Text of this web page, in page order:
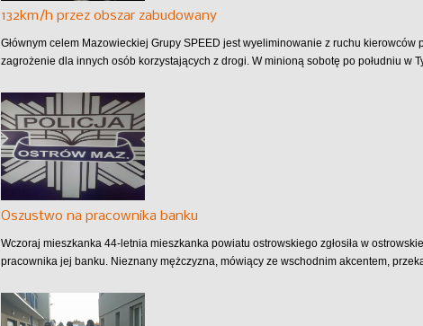
132km/h przez obszar zabudowany
Głównym celem Mazowieckiej Grupy SPEED jest wyeliminowanie z ruchu
zagrożenie dla innych osób korzystających z drogi. W minioną sobotę po południu w
Oszustwo na pracownika banku
Wczoraj mieszkanka 44-letnia mieszkanka powiatu ostrowskiego zgłosiła w
pracownika jej banku. Nieznany mężczyzna, mówiący ze wschodnim akcentem,